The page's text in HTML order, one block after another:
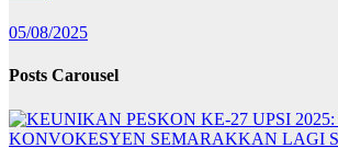
05/08/2025
Posts Carousel